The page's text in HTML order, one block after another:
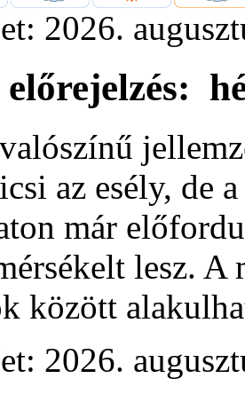
2026.
előrejelzés:
az esély, de
már
lesz. A
között
2026.